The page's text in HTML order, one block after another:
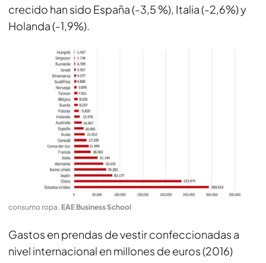
crecido han sido España (-3,5 %), Italia (-2,6%) y
Holanda (-1,9%).
consumo ropa. EAE Business School
Gastos en prendas de vestir confeccionadas a
nivel internacional en millones de euros (2016)